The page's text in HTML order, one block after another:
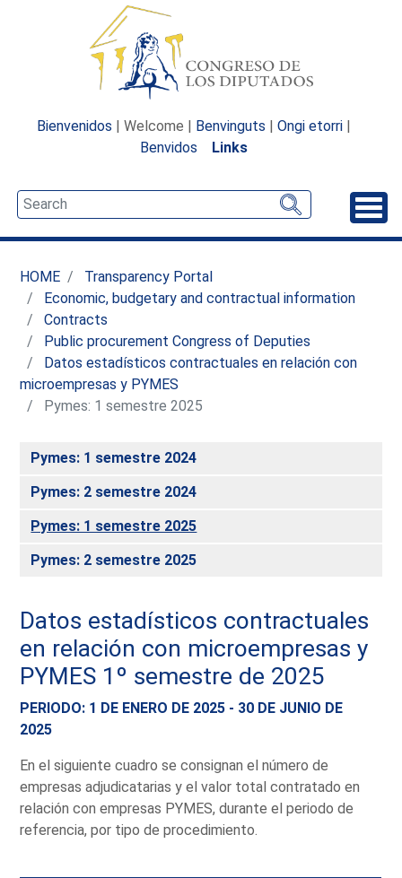
Bienvenidos | Welcome | Benvinguts | Ongi etorri |
Benvidos
Links
HOME
Transparency Portal
Economic, budgetary and contractual information
Contracts
Public procurement Congress of Deputies
Datos estadísticos contractuales en relación con
microempresas y PYMES
Pymes: 1 semestre 2025
Pymes: 1 semestre 2024
Pymes: 2 semestre 2024
Pymes: 1 semestre 2025
Pymes: 2 semestre 2025
Datos estadísticos contractuales
en relación con microempresas y
PYMES 1º semestre de 2025
PERIODO: 1 DE ENERO DE 2025 - 30 DE JUNIO DE
2025
En el siguiente cuadro se consignan el número de
empresas adjudicatarias y el valor total contratado en
relación con empresas PYMES, durante el periodo de
referencia, por tipo de procedimiento.